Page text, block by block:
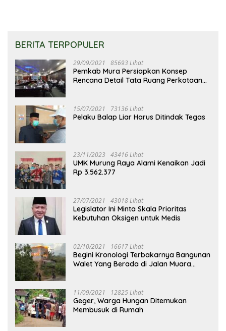
BERITA TERPOPULER
29/09/2021 85693 Lihat
Pemkab Mura Persiapkan Konsep
Rencana Detail Tata Ruang Perkotaan
15/07/2021 73136 Lihat
Pelaku Balap Liar Harus Ditindak Tegas
23/11/2023 43416 Lihat
UMK Murung Raya Alami Kenaikan Jadi
Rp 3.562.377
27/07/2021 43018 Lihat
Legislator Ini Minta Skala Prioritas
Kebutuhan Oksigen untuk Medis
02/10/2021 16617 Lihat
Begini Kronologi Terbakarnya Bangunan
Walet Yang Berada di Jalan Muara
11/09/2021 12825 Lihat
Geger, Warga Hungan Ditemukan
Membusuk di Rumah